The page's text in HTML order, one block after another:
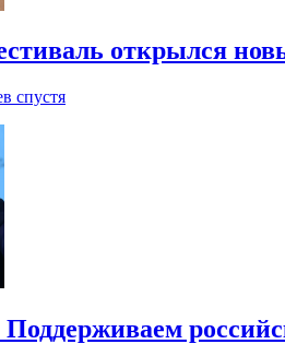
открылся
спустя